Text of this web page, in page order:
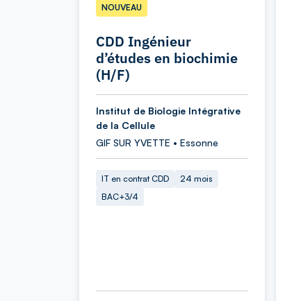
CDD Ingénieur
d’études en biochimie
(H/F)
NOUVEAU
Institut de Biologie Intégrative
de la Cellule
GIF SUR YVETTE • Essonne
IT en contrat CDD
24 mois
BAC+3/4